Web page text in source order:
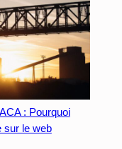
:
Comment
structurer
votre
SEO
pour
capter
: Pourquoi
sur le web